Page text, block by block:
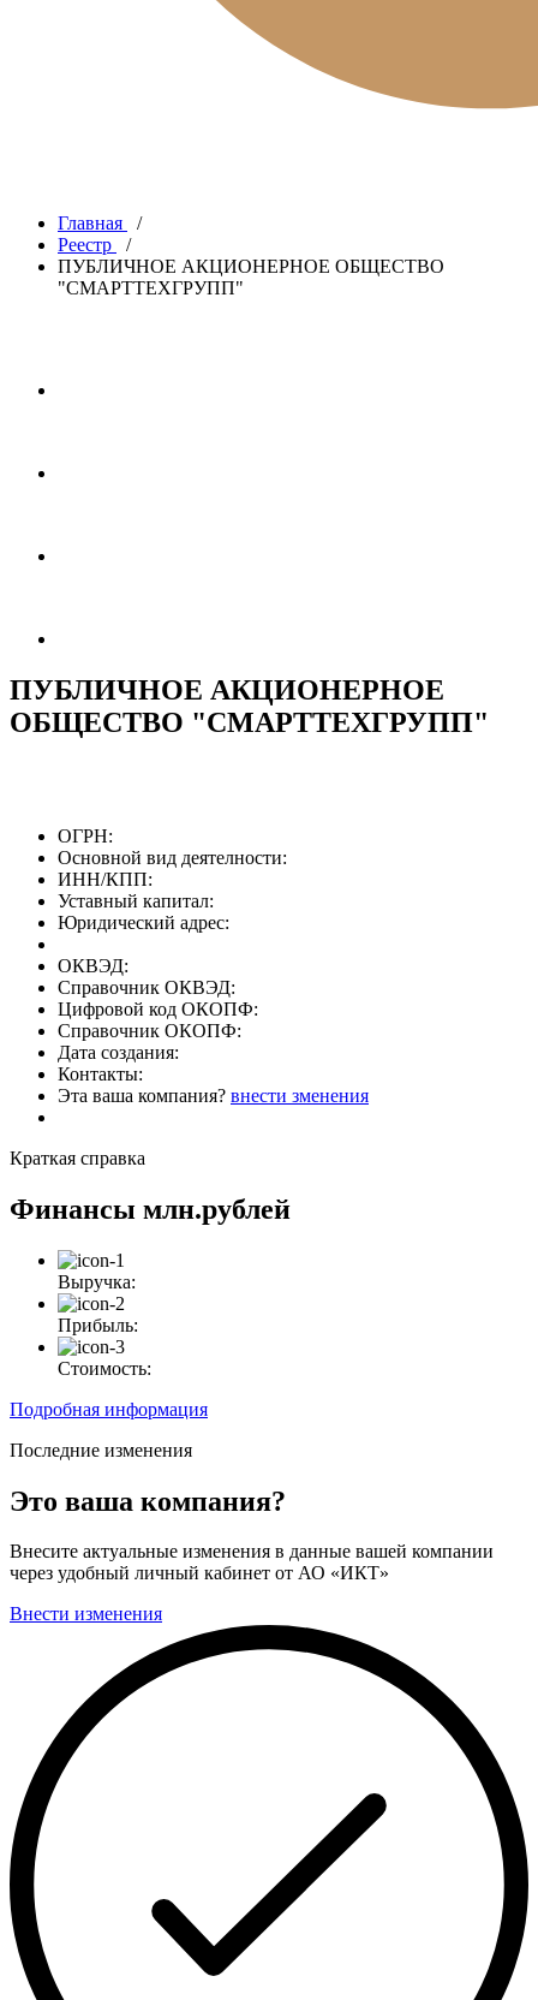
Главная
/
Реестр
/
ПУБЛИЧНОЕ АКЦИОНЕРНОЕ ОБЩЕСТВО
"СМАРТТЕХГРУПП"
ПУБЛИЧНОЕ АКЦИОНЕРНОЕ
ОБЩЕСТВО "СМАРТТЕХГРУПП"
ОГРН:
Основной вид деятелности:
ИНН/КПП:
Уставный капитал:
Юридический адрес:
ОКВЭД:
Справочник ОКВЭД:
Цифровой код ОКОПФ:
Справочник ОКОПФ:
Дата создания:
Контакты:
Эта ваша компания? внести зменения
Краткая справка
Финансы млн.рублей
Выручка:
Прибыль:
Стоимость:
Подробная информация
Последние изменения
Это ваша компания?
Внесите актуальные изменения в данные вашей компании
через удобный личный кабинет от АО «ИКТ»
Внести изменения